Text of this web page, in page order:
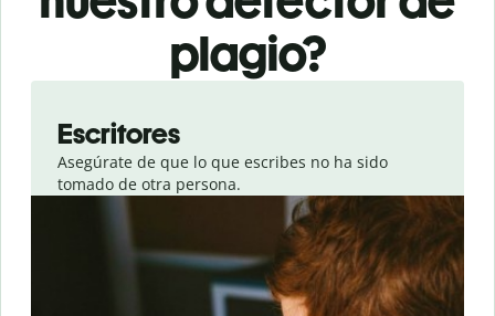
plagio?
Escritores
Asegúrate de que lo que escribes no ha sido
tomado de otra persona.